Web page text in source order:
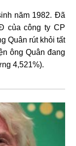
năm 1982. Đã
của công ty CP
Quân rút khỏi tất
ông Quân đang
4,521%).